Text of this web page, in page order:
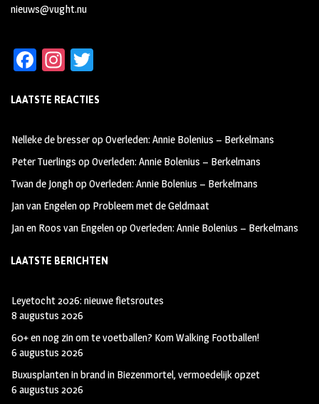
nieuws@vught.nu
Fa
b
oo
k
In
ag
m
tt
LAATSTE REACTIES
Nelleke de bresseropOverleden: Annie Bolenius – Berkelmans
Peter Tuerlings opOverleden: Annie Bolenius – Berkelmans
Twan de JonghopOverleden: Annie Bolenius – Berkelmans
Jan van Engelenop Probleem met de Geldmaat
Jan en Roos van EngelenopOverleden: Annie Bolenius – Berkelmans
LAATSTE BERICHTEN
Leyetocht 2026: nieuwe fietsroutes
8 augustus 2026
60+ en nog zin om te voetballen? Kom Walking Footballen!
6 augustus 2026
Buxusplanten in brand in Biezenmortel, vermoedelijk opzet
6 augustus 2026